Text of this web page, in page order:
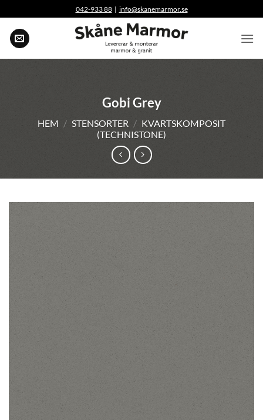
to
content
042-933 88| info@skanemarmor.se
Gobi Grey
HEM / STENSORTER / KVARTSKOMPOSIT
(TECHNISTONE)